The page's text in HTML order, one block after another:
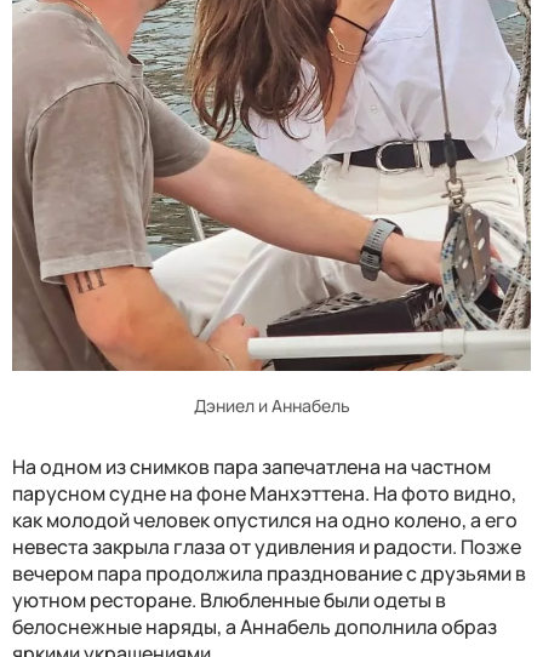
Дэниел и Аннабель
На одном из снимков пара запечатлена на частном
парусном судне на фоне Манхэттена. На фото видно,
как молодой человек опустился на одно колено, а его
невеста закрыла глаза от удивления и радости. Позже
вечером пара продолжила празднование с друзьями в
уютном ресторане. Влюбленные были одеты в
белоснежные наряды, а Аннабель дополнила образ